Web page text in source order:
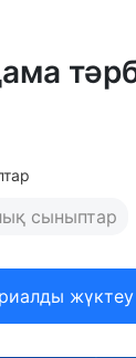
сыныптар
жүктеу